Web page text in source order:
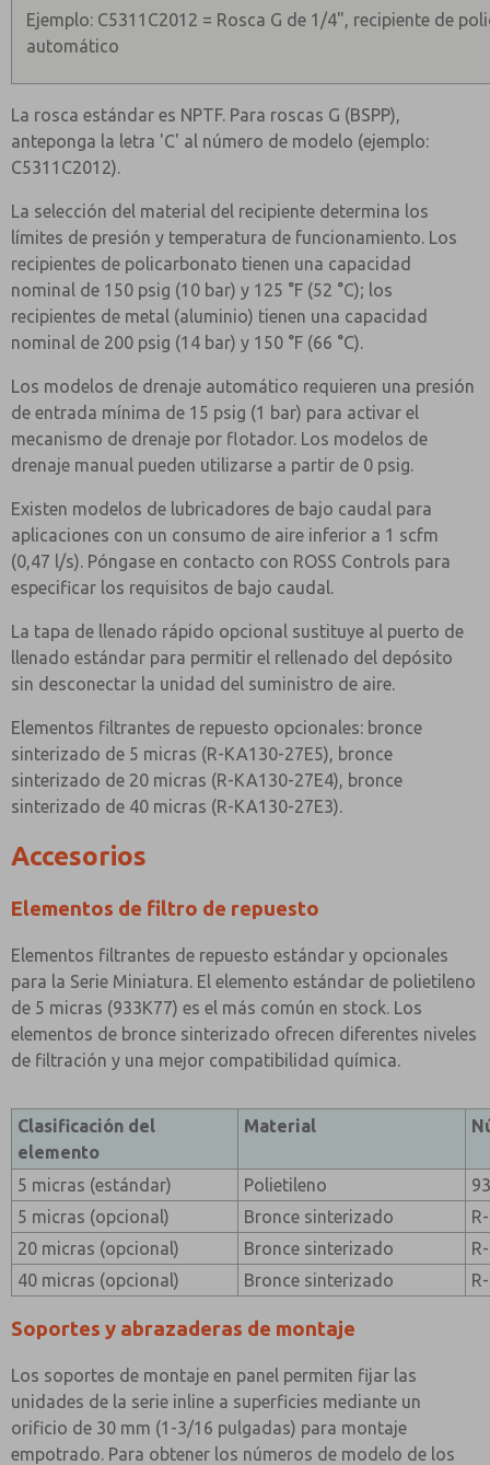
Ejemplo: C5311C2012 = Rosca G de 1/4", recipiente de
automático
La rosca estándar es NPTF. Para roscas G (BSPP),
anteponga la letra 'C' al número de modelo (ejemplo:
C5311C2012).
La selección del material del recipiente determina los
límites de presión y temperatura de funcionamiento. Los
recipientes de policarbonato tienen una capacidad
nominal de 150 psig (10 bar) y 125 °F (52 °C); los
recipientes de metal (aluminio) tienen una capacidad
nominal de 200 psig (14 bar) y 150 °F (66 °C).
Los modelos de drenaje automático requieren una presión
de entrada mínima de 15 psig (1 bar) para activar el
mecanismo de drenaje por flotador. Los modelos de
drenaje manual pueden utilizarse a partir de 0 psig.
Existen modelos de lubricadores de bajo caudal para
aplicaciones con un consumo de aire inferior a 1 scfm
(0,47 l/s). Póngase en contacto con ROSS Controls para
especificar los requisitos de bajo caudal.
La tapa de llenado rápido opcional sustituye al puerto de
llenado estándar para permitir el rellenado del depósito
sin desconectar la unidad del suministro de aire.
Elementos filtrantes de repuesto opcionales: bronce
sinterizado de 5 micras (R-KA130-27E5), bronce
sinterizado de 20 micras (R-KA130-27E4), bronce
sinterizado de 40 micras (R-KA130-27E3).
Accesorios
Elementos de filtro de repuesto
Elementos filtrantes de repuesto estándar y opcionales
para la Serie Miniatura. El elemento estándar de polietileno
de 5 micras (933K77) es el más común en stock. Los
elementos de bronce sinterizado ofrecen diferentes niveles
de filtración y una mejor compatibilidad química.
Clasificación del
elemento
Material
5 micras (estándar) Polietileno
5 micras (opcional)
Bronce sinterizado
20 micras (opcional)
Bronce sinterizado
40 micras (opcional)
Bronce sinterizado
Soportes y abrazaderas de montaje
Los soportes de montaje en panel permiten fijar las
unidades de la serie inline a superficies mediante un
orificio de 30 mm (1-3/16 pulgadas) para montaje
empotrado. Para obtener los números de modelo de los